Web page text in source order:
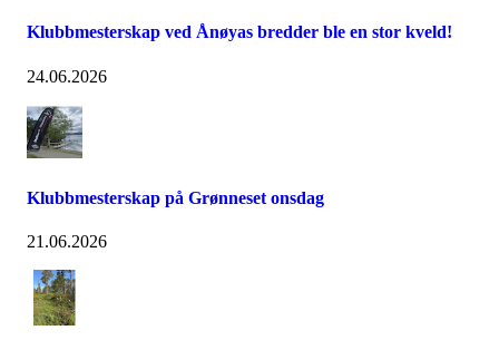
Klubbmesterskap ved Ånøyas bredder ble en stor kveld!
24.06.2026
Klubbmesterskap på Grønneset onsdag
21.06.2026